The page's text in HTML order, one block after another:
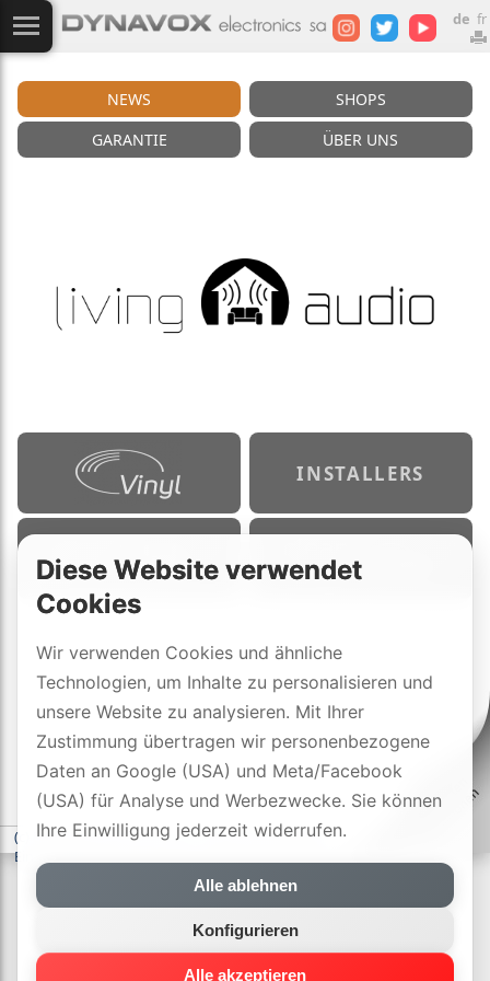
de fr
NEWS
SHOPS
GARANTIE
ÜBER UNS
INSTALLERS
(c) DYNAVOX electronics AG-Datenschutzerklärung
Einstellungen
Diese Website verwendet
Cookies
Wir verwenden Cookies und ähnliche
Technologien, um Inhalte zu personalisieren und
unsere Website zu analysieren. Mit Ihrer
Zustimmung übertragen wir personenbezogene
Daten an Google (USA) und Meta/Facebook
(USA) für Analyse und Werbezwecke. Sie können
Ihre Einwilligung jederzeit widerrufen.
Alle ablehnen
Konfigurieren
Alle akzeptieren